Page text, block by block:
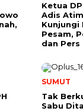
Ketua
Adis
Kunjungi
Pesam,
dan Pers
SUMUT
Tak
Sabu